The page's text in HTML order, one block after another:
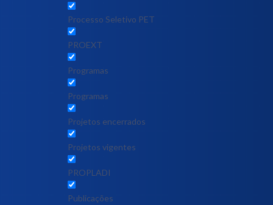
Processo Seletivo PET
PROEXT
Programas
Programas
Projetos encerrados
Projetos vigentes
PROPLADI
Publicações